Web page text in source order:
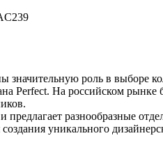
роль в выборе
Perfect. На российском
разнообразные
уникального